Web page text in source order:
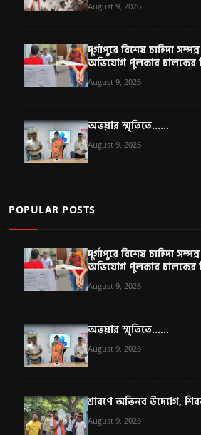
August 9, 2026
দুর্গাপুরে বিশেষ চাহিদা
অভিযোগ পুলকার চালকের
August 9, 2026
অভয়ার স্মৃতিতে......
August 9, 2026
POPULAR POSTS
দুর্গাপুরে বিশেষ চাহিদা
অভিযোগ পুলকার চালকের
August 9, 2026
অভয়ার স্মৃতিতে......
August 9, 2026
শ্রাবণে অভিনব উদ্যোগ,
August 9, 2026